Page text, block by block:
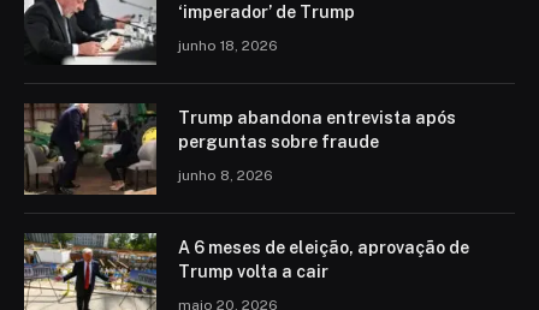
‘imperador’ de Trump
junho 18, 2026
Trump abandona entrevista após
perguntas sobre fraude
junho 8, 2026
A 6 meses de eleição, aprovação de
Trump volta a cair
maio 20, 2026